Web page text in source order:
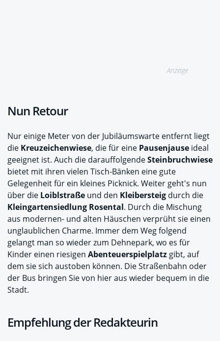
Anzeige
Nun Retour
Nur einige Meter von der Jubiläumswarte entfernt liegt
die Kreuzeichenwiese, die für eine Pausenjause ideal
geeignet ist. Auch die darauffolgendeSteinbruchwiese
bietet mit ihren vielen Tisch-Bänken eine gute
Gelegenheit für ein kleines Picknick. Weiter geht's nun
über die Loiblstraße und den Kleibersteig durch die
Kleingartensiedlung Rosental. Durch die Mischung
aus modernen- und alten Häuschen verprüht sie einen
unglaublichen Charme. Immer dem Weg folgend
gelangt man so wieder zum Dehnepark, wo es für
Kinder einen riesigen Abenteuerspielplatz gibt, auf
dem sie sich austoben können. Die Straßenbahn oder
der Bus bringen Sie von hier aus wieder bequem in die
Stadt.
Empfehlung der Redakteurin